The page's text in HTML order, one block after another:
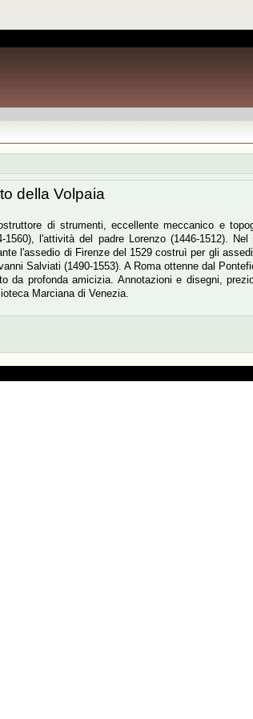
della Volpaia
di strumenti, eccellente meccanico e
1560), l'attività del padre Lorenzo (1446-1512).
l'assedio di Firenze del 1529 costruì per gli
Salviati (1490-1553). A Roma ottenne dal
da profonda amicizia. Annotazioni e disegni,
Marciana di Venezia.